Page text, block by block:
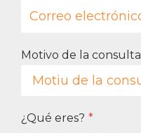
Motivo de la consulta
t¿Qué eres? *